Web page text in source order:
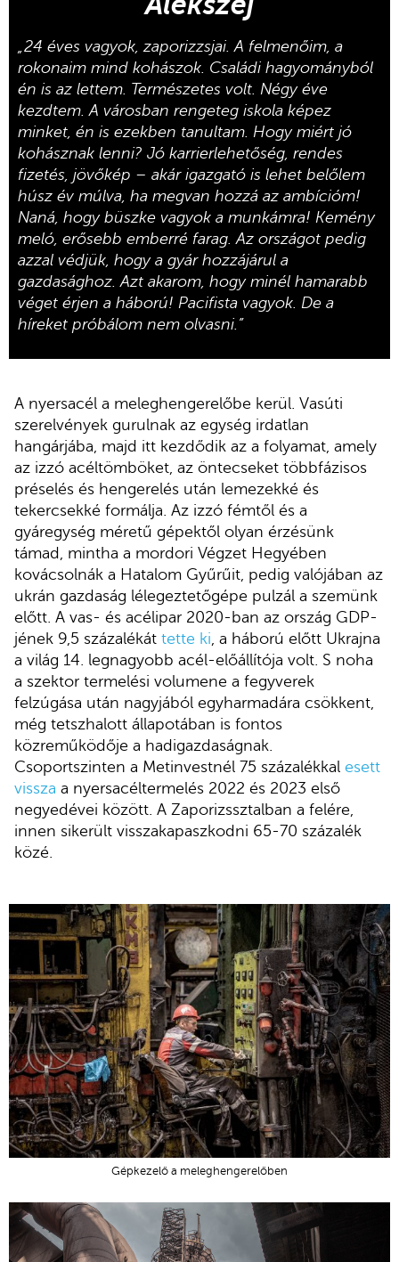
„24 éves vagyok, zaporizzsjai. A felmenőim, a
rokonaim mind kohászok. Családi hagyományból
én is az lettem. Természetes volt. Négy éve
kezdtem. A városban rengeteg iskola képez
minket, én is ezekben tanultam. Hogy miért jó
kohásznak lenni? Jó karrierlehetőség, rendes
fizetés, jövőkép – akár igazgató is lehet belőlem
húsz év múlva, ha megvan hozzá az ambícióm!
Naná, hogy büszke vagyok a munkámra! Kemény
meló, erősebb emberré farag. Az országot pedig
azzal védjük, hogy a gyár hozzájárul a
gazdasághoz. Azt akarom, hogy minél hamarabb
véget érjen a háború! Pacifista vagyok. De a
híreket próbálom nem olvasni.”
A nyersacél a meleghengerelőbe kerül. Vasúti
szerelvények gurulnak az egység irdatlan
hangárjába, majd itt kezdődik az a folyamat, amely
az izzó acéltömböket, az öntecseket többfázisos
préselés és hengerelés után lemezekké és
tekercsekké formálja. Az izzó fémtől és a
gyáregység méretű gépektől olyan érzésünk
támad, mintha a mordori Végzet Hegyében
kovácsolnák a Hatalom Gyűrűit, pedig valójában az
ukrán gazdaság lélegeztetőgépe pulzál a szemünk
előtt. A vas- és acélipar 2020-ban az ország GDP-
jének 9,5 százalékát tette ki, a háború előtt Ukrajna
a világ 14. legnagyobb acél-előállítója volt. S noha
a szektor termelési volumene a fegyverek
felzúgása után nagyjából egyharmadára csökkent,
még tetszhalott állapotában is fontos
közreműködője a hadigazdaságnak.
Csoportszinten a Metinvestnél 75 százalékkal esett
vissza a nyersacéltermelés 2022 és 2023 első
negyedévei között. A Zaporizssztalban a felére,
innen sikerült visszakapaszkodni 65-70 százalék
közé.
Gépkezelő a meleghengerelőben